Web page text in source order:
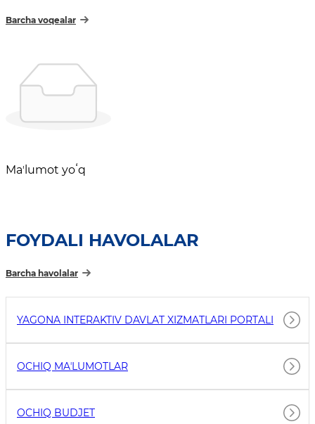
Barcha voqealar
Maʼlumot yoʻq
FOYDALI HAVOLALAR
Barcha havolalar
YAGONA INTERAKTIV DAVLAT XIZMATLARI PORTALI
OCHIQ MAʼLUMOTLAR
OCHIQ BUDJET